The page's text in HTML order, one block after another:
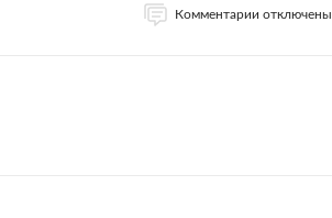
Комментарии отключены